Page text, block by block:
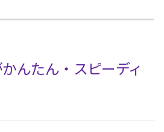
んたん・スピーディ